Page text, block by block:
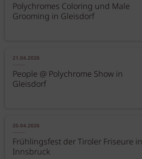
Polychromes Coloring und Male
Grooming in Gleisdorf
21.04.2026
People @ Polychrome Show in
Gleisdorf
20.04.2026
Frühlingsfest der Tiroler Friseure in
Innsbruck